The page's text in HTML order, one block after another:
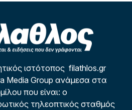
ιστότοπος filathlos.gr
Media Group ανάμεσα στα
που είναι: ο
τηλεοπτικός σταθμός